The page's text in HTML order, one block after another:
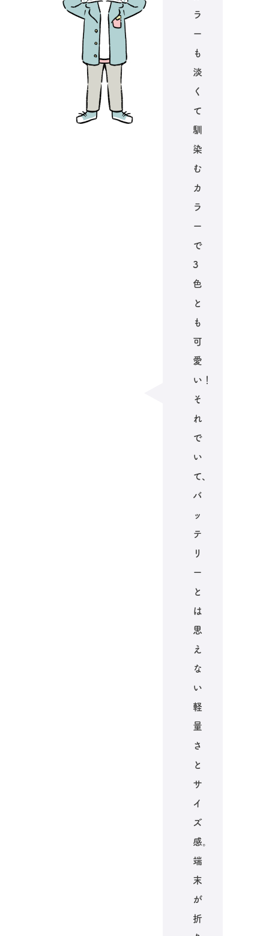
ラ
ー
も
淡
く
て
馴
染
む
カ
ラ
ー
で
3
色
と
も
可
愛
い！
そ
れ
で
い
て、
バ
ッ
テ
リ
ー
と
は
思
え
な
い
軽
量
さ
と
サ
イ
ズ
感。
端
末
が
折